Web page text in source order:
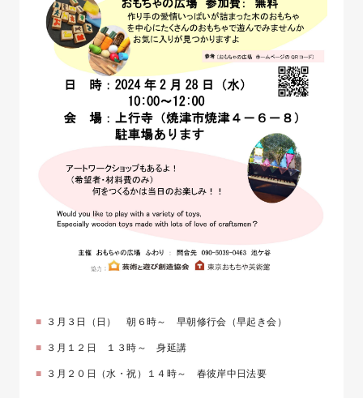
３月３日（日） 朝６時～ 早朝修行会（早起き会）
３月１２日 １３時～ 身延講
３月２０日（水・祝）１４時～ 春彼岸中日法要